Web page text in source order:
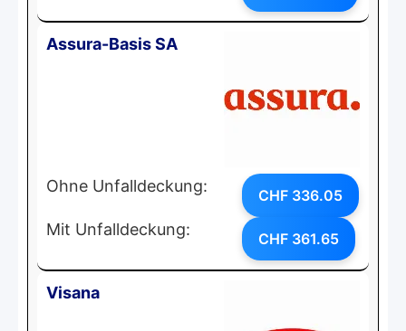
Assura-Basis SA
Ohne Unfalldeckung: CHF 336.05
Mit Unfalldeckung: CHF 361.65
Visana